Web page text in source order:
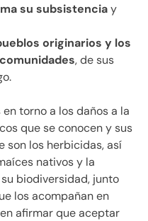
su subsistenciay
originarios y los
, de sus
torno a los daños a la
que se conocen y sus
son los herbicidas, así
nativos y la
biodiversidad, junto
los acompañan en
afirmar que aceptar